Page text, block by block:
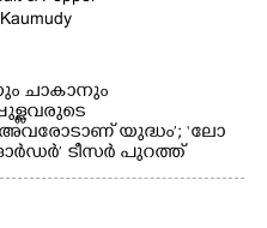
ചാകാനും
യുദ്ധം’; ‘ലോ
ടീസർ പുറത്ത്